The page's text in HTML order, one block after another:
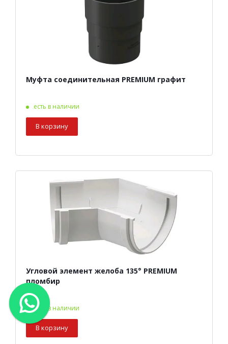
Муфта соединительная PREMIUM графит
есть в наличии
В корзину
Угловой элемент желоба 135° PREMIUM
пломбир
есть в наличии
В корзину